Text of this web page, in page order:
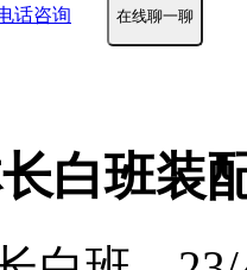
话咨询 在线聊一聊
白班装